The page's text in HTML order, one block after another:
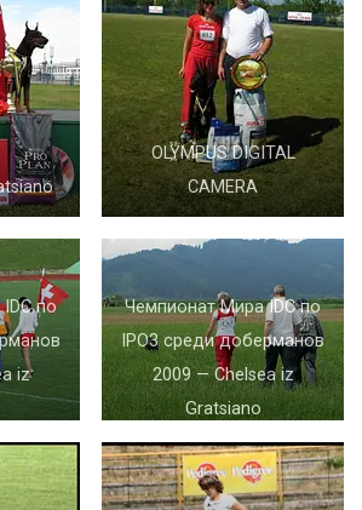
OLYMPUS DIGITAL
CAMERA
по
iz
Чемпионат Мира IDC по
IPO3 среди доберманов
2009 — Chelsea iz
Gratsiano